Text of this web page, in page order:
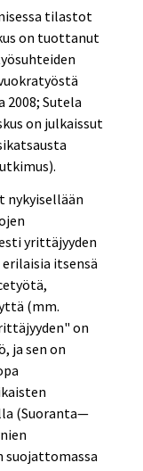
tilastot
on tuottanut
Sutela
on julkaissut
nykyisellään
yrittäjyyden
itsensä
(mm.
on
ja sen on
(Suoranta—
suojattomassa